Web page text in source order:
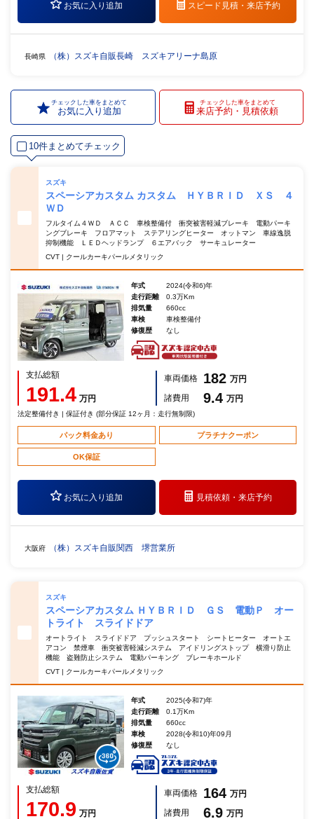
お気に入り追加 スピード見積・ 来店予約
長崎県 （株）スズキ自販長崎 スズキアリーナ島原
チェックした車をまとめて
お気に入り追加
チェックした車をまとめて
来店予約・見積依頼
10件まとめてチェック
スズキ
スペーシアカスタム カスタム ＨＹＢＲＩＤ ＸＳ ４
ＷＤ
フルタイム４ＷＤ ＡＣＣ 車検整備付 衝突被害軽減ブレーキ 電動パーキ
ングブレーキ フロアマット ステアリングヒーター オットマン 車線逸脱
抑制機能 ＬＥＤヘッドランプ ６エアバック サーキュレーター
CVT | クールカーキパールメタリック
年式
2024(令和6)年
走行距離
0.3万Km
排気量
660cc
車検
車検整備付
修復歴
なし
支払総額
191.4 万円
車両価格 182 万円
諸費用
9.4 万円
法定整備付き | 保証付き (部分保証 12ヶ月：走行無制限)
パック料金あり プラチナクーポン
OK保証
お気に入り追加 見積依頼・来店予約
大阪府 （株）スズキ自販関西 堺営業所
スズキ
スペーシアカスタム ＨＹＢＲＩＤ ＧＳ 電動Ｐ オー
トライト スライドドア
オートライト スライドドア プッシュスタート シートヒーター オートエ
アコン 禁煙車 衝突被害軽減システム アイドリングストップ 横滑り防止
機能 盗難防止システム 電動パーキング ブレーキホールド
CVT | クールカーキパールメタリック
年式
2025(令和7)年
走行距離
0.1万Km
排気量
660cc
車検
2028(令和10)年09月
修復歴
なし
支払総額
170.9 万円
車両価格 164 万円
諸費用
6.9 万円